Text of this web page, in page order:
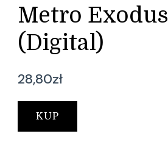
Metro Exodus
(Digital)
28,80zł
KUP